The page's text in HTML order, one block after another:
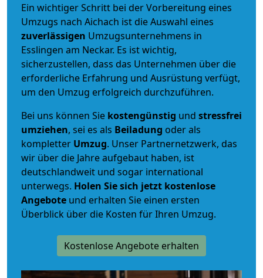
Ein wichtiger Schritt bei der Vorbereitung eines
Umzugs nach Aichach ist die Auswahl eines
zuverlässigen Umzugsunternehmens in
Esslingen am Neckar. Es ist wichtig,
sicherzustellen, dass das Unternehmen über die
erforderliche Erfahrung und Ausrüstung verfügt,
um den Umzug erfolgreich durchzuführen.
Bei uns können Sie kostengünstig und stressfrei
umziehen, sei es als Beiladung oder als
kompletter Umzug. Unser Partnernetzwerk, das
wir über die Jahre aufgebaut haben, ist
deutschlandweit und sogar international
unterwegs. Holen Sie sich jetzt kostenlose
Angebote und erhalten Sie einen ersten
Überblick über die Kosten für Ihren Umzug.
Kostenlose Angebote erhalten